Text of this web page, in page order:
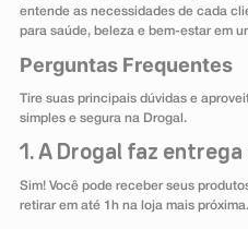
entende as necessidades de cada
para saúde, beleza e bem-estar em
Perguntas Frequentes
Tire suas principais dúvidas e
simples e segura na Drogal.
1. A Drogal faz entrega
Sim! Você pode receber seus
retirar em até 1h na loja mais próxima.